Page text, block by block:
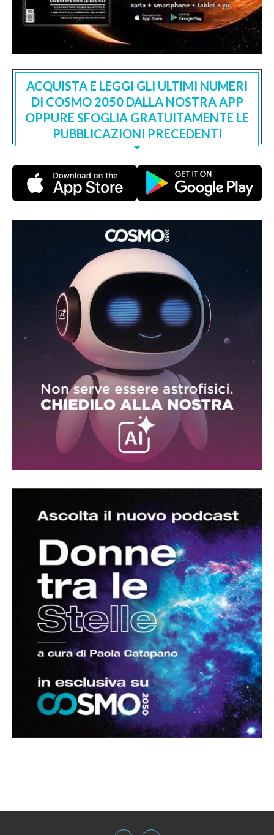
ACQUISTA E LEGGI GLI ULTIMI NUMERI
DI COSMO 2050 DALLA NOSTRA APP
OPPURE SFOGLIA GRATUITAMENTE LE
PUBBLICAZIONI PRECEDENTI